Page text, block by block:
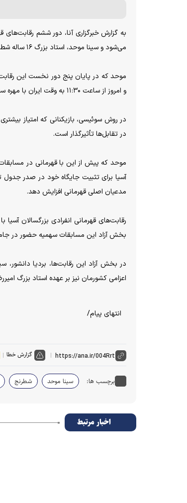
می‌شود و سینا موحد، استاد بزرگ ۱۶ ساله شطرنج ایران، در مهم‌ترین دیدار این دور روی میز یک مسابقات به میدان خواهد رفت.
و امروز از ساعت ۱۱:۳۰ به وقت ایران با مهره سیاه برابر یک استاد بزرگ روس صف‌آرایی خواهد کرد.
در روش سوئیسی، بازیکنانی که امتیاز
در تقابل‌ها تأثیرگذار است.
موحد که پیش از این با قهرمانی در
آسیا برای تثبیت جایگاه خود در صدر جدول
مدعیان اصلی قهرمانی افزایش دهد.
بخش آزاد این مسابقات سهمیه حضور در جام جهانی شطرنج
در بخش آزاد این رقابت‌ها، بردیا دانشور،
اعزامی کشورمان نیز بر عهده استاد بزرگ
انتهای پیام/
گزارش خطا
برچسب ها: سینا موحد شطرنج
اخبار مرتبط